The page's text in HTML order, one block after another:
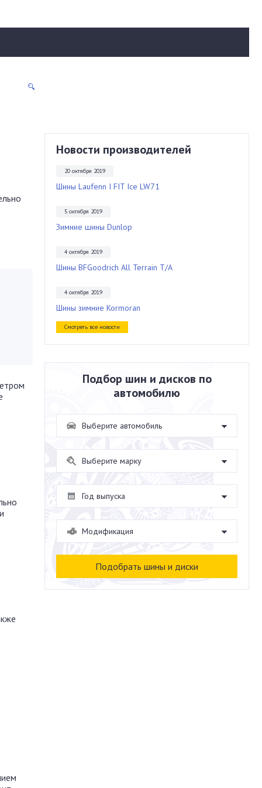
Новости производителей
20 октября 2019
Шины Laufenn I FIT Ice LW71
5 октября 2019
Зимние шины Dunlop
4 октября 2019
Шины BFGoodrich All Terrain T/A
4 октября 2019
Шины зимние Kormoran
Смотреть все новости
Подбор шин и дисков по
автомобилю